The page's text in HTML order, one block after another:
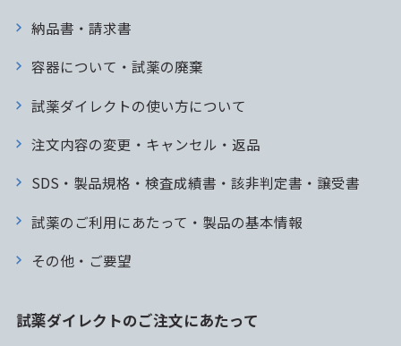
納品書・請求書
容器について・試薬の廃棄
試薬ダイレクトの使い方について
注文内容の変更・キャンセル・返品
SDS・製品規格・検査成績書・該非判定書・譲受書
試薬のご利用にあたって・製品の基本情報
その他・ご要望
試薬ダイレクトのご注文にあたって